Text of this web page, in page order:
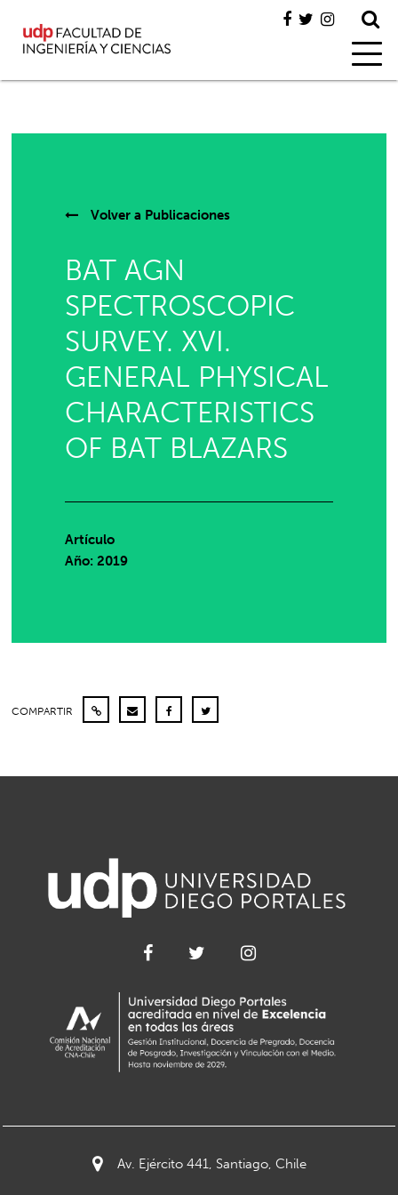
Volver a Publicaciones
BAT AGN
SPECTROSCOPIC
SURVEY. XVI.
GENERAL PHYSICAL
CHARACTERISTICS
OF BAT BLAZARS
Artículo
Año: 2019
COMPARTIR
Av. Ejército 441, Santiago, Chile